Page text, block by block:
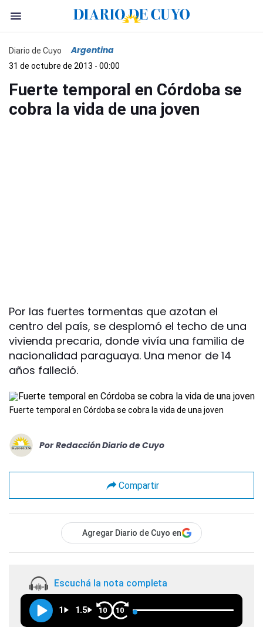
Diario de Cuyo Argentina
31 de octubre de 2013 - 00:00
Fuerte temporal en Córdoba se
cobra la vida de una joven
Por las fuertes tormentas que azotan el
centro del país, se desplomó el techo de una
vivienda precaria, donde vivía una familia de
nacionalidad paraguaya. Una menor de 14
años falleció.
Fuerte temporal en Córdoba se cobra la vida de una joven
Por Redacción Diario de Cuyo
Compartir
Agregar Diario de Cuyo en
Escuchá la nota completa
1 1.5 10 10